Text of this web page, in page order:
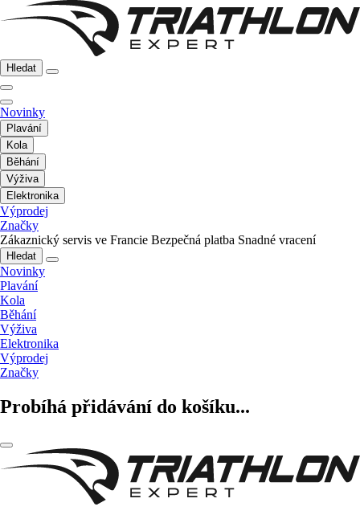
Hledat
Novinky
Plavání
Kola
Běhání
Výživa
Elektronika
Výprodej
Značky
Zákaznický servis ve Francie Bezpečná platba Snadné vracení
Hledat
Novinky
Plavání
Kola
Běhání
Výživa
Elektronika
Výprodej
Značky
Probíhá přidávání do košíku...